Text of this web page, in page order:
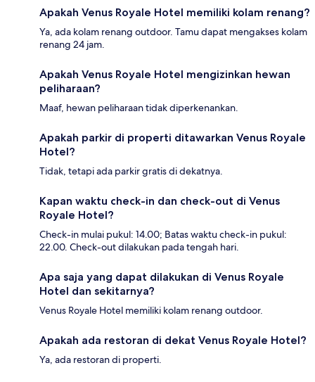
Apakah Venus Royale Hotel memiliki kolam renang?
Ya, ada kolam renang outdoor. Tamu dapat mengakses kolam
renang 24 jam.
Apakah Venus Royale Hotel mengizinkan hewan
peliharaan?
Maaf, hewan peliharaan tidak diperkenankan.
Apakah parkir di properti ditawarkan Venus Royale
Hotel?
Tidak, tetapi ada parkir gratis di dekatnya.
Kapan waktu check-in dan check-out di Venus
Royale Hotel?
Check-in mulai pukul: 14.00; Batas waktu check-in pukul:
22.00. Check-out dilakukan pada tengah hari.
Apa saja yang dapat dilakukan di Venus Royale
Hotel dan sekitarnya?
Venus Royale Hotel memiliki kolam renang outdoor.
Apakah ada restoran di dekat Venus Royale Hotel?
Ya, ada restoran di properti.